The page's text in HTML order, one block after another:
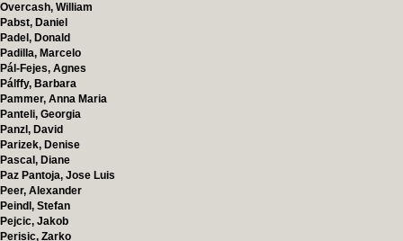
Overcash, William
Pabst, Daniel
Padel, Donald
Padilla, Marcelo
Pál-Fejes, Agnes
Pálffy, Barbara
Pammer, Anna Maria
Panteli, Georgia
Panzl, David
Parizek, Denise
Pascal, Diane
Paz Pantoja, Jose Luis
Peer, Alexander
Peindl, Stefan
Pejcic, Jakob
Perisic, Zarko